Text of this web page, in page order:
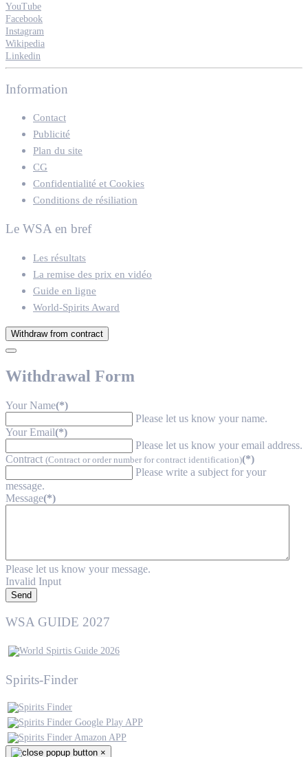
YouTube
Facebook
Instagram
Wikipedia
Linkedin
Information
Contact
Publicité
Plan du site
CG
Confidentialité et Cookies
Conditions de résiliation
Le WSA en bref
Les résultats
La remise des prix en vidéo
Guide en ligne
World-Spirits Award
Withdraw from contract
Withdrawal Form
Your Name(*)
Please let us know your name.
Your Email(*)
Please let us know your email address.
Contract (Contract or order number for contract identification)(*)
Please write a subject for your
message.
Message(*)
Please let us know your message.
Invalid Input
Send
WSA GUIDE 2027
Spirits-Finder
×